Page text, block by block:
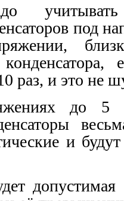
под
раз, и это не
до
и